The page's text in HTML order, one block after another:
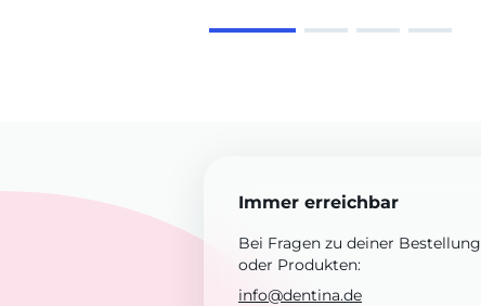
Immer erreichbar
Bei Fragen zu deiner Bestellung
oder Produkten:
info@dentina.de